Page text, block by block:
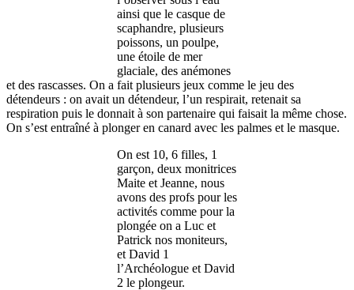
ainsi que le casque de
scaphandre, plusieurs
poissons, un poulpe,
une étoile de mer
glaciale, des anémones
et des rascasses. On a fait plusieurs jeux comme le jeu des
détendeurs : on avait un détendeur, l’un respirait, retenait sa
respiration puis le donnait à son partenaire qui faisait la même chose.
On s’est entraîné à plonger en canard avec les palmes et le masque.
On est 10, 6 filles, 1
garçon, deux monitrices
Maite et Jeanne, nous
avons des profs pour les
activités comme pour la
plongée on a Luc et
Patrick nos moniteurs,
et David 1
l’Archéologue et David
2 le plongeur.